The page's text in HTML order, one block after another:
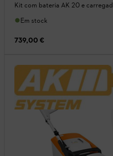
Kit com bateria AK 20 e
Em stock
739,00 €